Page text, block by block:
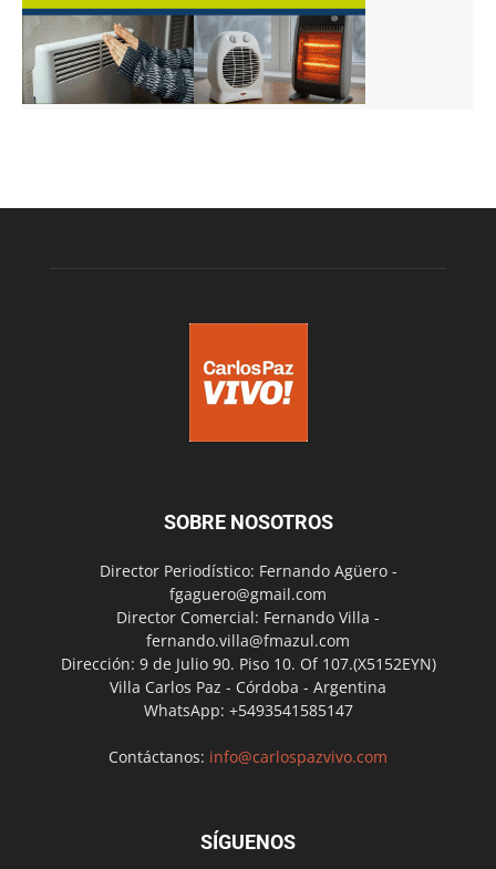
SOBRE NOSOTROS
Director Periodístico: Fernando Agüero -
fgaguero@gmail.com
Director Comercial: Fernando Villa -
fernando.villa@fmazul.com
Dirección: 9 de Julio 90. Piso 10. Of 107.(X5152EYN)
Villa Carlos Paz - Córdoba - Argentina
WhatsApp: +5493541585147
Contáctanos: info@carlospazvivo.com
SÍGUENOS